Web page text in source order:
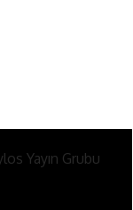
Yayın Grubu